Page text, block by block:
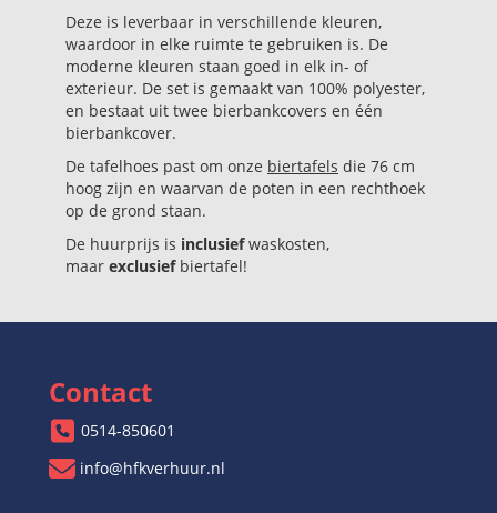
Deze is leverbaar in verschillende kleuren,
waardoor in elke ruimte te gebruiken is. De
moderne kleuren staan goed in elk in- of
exterieur. De set is gemaakt van 100% polyester,
en bestaat uit twee bierbankcovers en één
bierbankcover.
De tafelhoes past om onze biertafels die 76 cm
hoog zijn en waarvan de poten in een rechthoek
op de grond staan.
De huurprijs is inclusiefwaskosten,
maar exclusiefbiertafel!
Contact
0514-850601
info@hfkverhuur.nl